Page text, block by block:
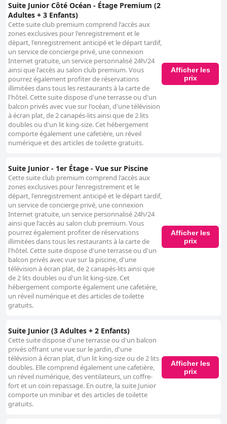
Suite Junior Côté Océan - Étage Premium (2
Adultes + 3 Enfants)
Cette suite club premium comprend l'accès aux
zones exclusives pour l'enregistrement et le
départ, l'enregistrement anticipé et le départ tardif,
un service de concierge privé, une connexion
Internet gratuite, un service personnalisé 24h/24
ainsi que l'accès au salon club premium. Vous
pourrez également profiter de réservations
illimitées dans tous les restaurants à la carte de
l'hôtel. Cette suite dispose d'une terrasse ou d'un
balcon privés avec vue sur l'océan, d'une télévision
à écran plat, de 2 canapés-lits ainsi que de 2 lits
doubles ou d'un lit king-size. Cet hébergement
comporte également une cafetière, un réveil
numérique et des articles de toilette gratuits.
Afficher les
prix
Suite Junior - 1er Étage - Vue sur Piscine
Cette suite club premium comprend l'accès aux
zones exclusives pour l'enregistrement et le
départ, l'enregistrement anticipé et le départ tardif,
un service de concierge privé, une connexion
Internet gratuite, un service personnalisé 24h/24
ainsi que l'accès au salon club premium. Vous
pourrez également profiter de réservations
illimitées dans tous les restaurants à la carte de
l'hôtel. Cette suite dispose d'une terrasse ou d'un
balcon privés avec vue sur la piscine, d'une
télévision à écran plat, de 2 canapés-lits ainsi que
de 2 lits doubles ou d'un lit king-size. Cet
hébergement comporte également une cafetière,
un réveil numérique et des articles de toilette
gratuits.
Afficher les
prix
Suite Junior (3 Adultes + 2 Enfants)
Cette suite dispose d'une terrasse ou d'un balcon
privés offrant une vue sur le jardin, d'une
télévision à écran plat, d'un lit king-size ou de 2 lits
doubles. Elle comprend également une cafetière,
un réveil numérique, des ventilateurs, un coffre-
fort et un coin repassage. En outre, la suite Junior
comporte un minibar et des articles de toilette
gratuits.
Afficher les
prix